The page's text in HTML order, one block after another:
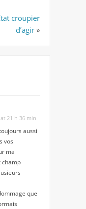
croupier
d’agir »
21 h 36 min
aussi
vos
ma
champ
que